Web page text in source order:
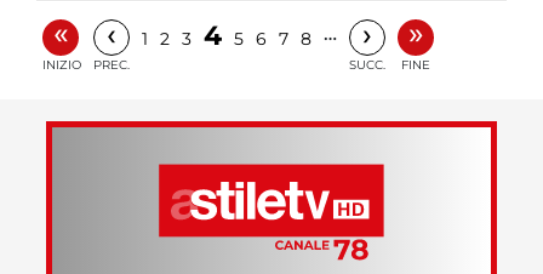
«
INIZIO
‹
PREC.
1 2 3 4 5 6 7 8 … ›
SUCC.
»
FINE